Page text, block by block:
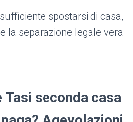
spostarsi di casa,
la separazione legale vera
Tasi seconda casa